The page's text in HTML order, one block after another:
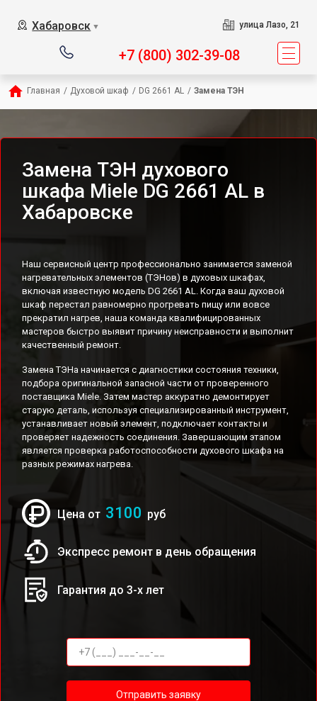
Хабаровск ▼ улица Лазо, 21
+7 (800) 302-39-08
Главная / Духовой шкаф / DG 2661 AL / Замена ТЭН
Замена ТЭН духового
шкафа Miele DG 2661 AL в
Хабаровске
Наш сервисный центр профессионально занимается заменой
нагревательных элементов (ТЭНов) в духовых шкафах,
включая известную модель DG 2661 AL. Когда ваш духовой
шкаф перестал равномерно прогревать пищу или вовсе
прекратил нагрев, наша команда квалифицированных
мастеров быстро выявит причину неисправности и выполнит
качественный ремонт.
Замена ТЭНа начинается с диагностики состояния техники,
подбора оригинальной запасной части от проверенного
поставщика Miele. Затем мастер аккуратно демонтирует
старую деталь, используя специализированный инструмент,
устанавливает новый элемент, подключает контакты и
проверяет надежность соединения. Завершающим этапом
является проверка работоспособности духового шкафа на
разных режимах нагрева.
Цена от 3100 руб
Экспресс ремонт в день обращения
Гарантия до 3-х лет
Отправить заявку